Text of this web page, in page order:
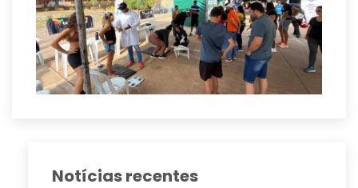
Notícias recentes